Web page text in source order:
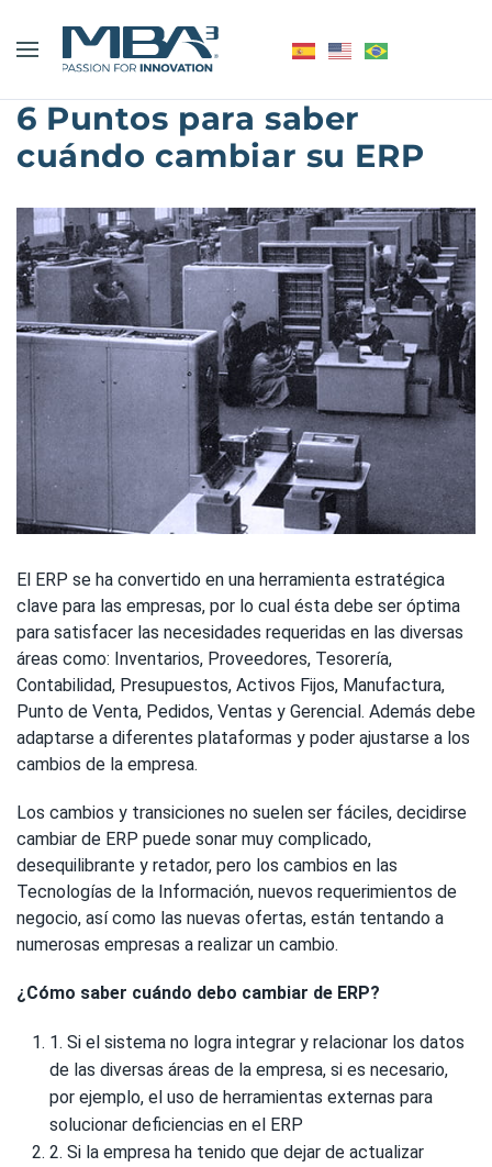
6 Puntos para saber
cuándo cambiar su ERP
El ERP se ha convertido en una herramienta estratégica
clave para las empresas, por lo cual ésta debe ser óptima
para satisfacer las necesidades requeridas en las diversas
áreas como: Inventarios, Proveedores, Tesorería,
Contabilidad, Presupuestos, Activos Fijos, Manufactura,
Punto de Venta, Pedidos, Ventas y Gerencial. Además debe
adaptarse a diferentes plataformas y poder ajustarse a los
cambios de la empresa.
Los cambios y transiciones no suelen ser fáciles, decidirse
cambiar de ERP puede sonar muy complicado,
desequilibrante y retador, pero los cambios en las
Tecnologías de la Información, nuevos requerimientos de
negocio, así como las nuevas ofertas, están tentando a
numerosas empresas a realizar un cambio.
¿Cómo saber cuándo debo cambiar de ERP?
1. Si el sistema no logra integrar y relacionar los datos
de las diversas áreas de la empresa, si es necesario,
por ejemplo, el uso de herramientas externas para
solucionar deficiencias en el ERP
2. Si la empresa ha tenido que dejar de actualizar